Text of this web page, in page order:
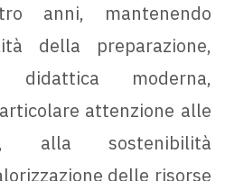
anni, mantenendo
della preparazione,
moderna,
attenzione alle
alla sostenibilità
delle risorse